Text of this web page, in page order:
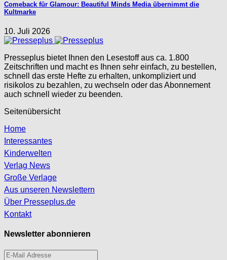
Comeback für Glamour: Beautiful Minds Media übernimmt die
Kultmarke
10. Juli 2026
Presseplus bietet Ihnen den Lesestoff aus ca. 1.800
Zeitschriften und macht es Ihnen sehr einfach, zu bestellen,
schnell das erste Hefte zu erhalten, unkompliziert und
risikolos zu bezahlen, zu wechseln oder das Abonnement
auch schnell wieder zu beenden.
Seitenübersicht
Home
Interessantes
Kinderwelten
Verlag News
Große Verlage
Aus unseren Newslettern
Über Presseplus.de
Kontakt
Newsletter abonnieren